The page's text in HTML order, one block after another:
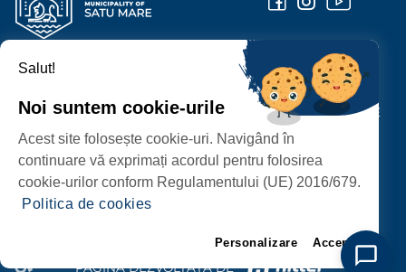
PROTECȚIA DATELOR PERSONALE
PAGINĂ DEZVOLTATĂ DE
PRIMĂRIA MUNICIPIULUI
P-ȚA 25 OCTOMBRIE, NR. 1 CORP M, 440026 SATU MARE
Salut!
Noi suntem cookie-urile
Acest site folosește cookie-uri. Navigând în
continuare vă exprimați acordul pentru folosirea
cookie-urilor conform Regulamentului (UE) 2016/679.
Politica de cookies
Personalizare Accept